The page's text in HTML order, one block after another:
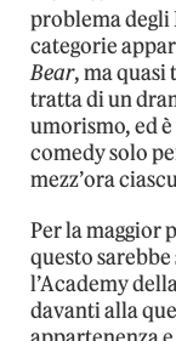
problema degli
categorie
Bear, ma
tratta di un
umorismo, ed
comedy solo
mezz’ora
Per la maggior
questo
l’Academy
davanti alla